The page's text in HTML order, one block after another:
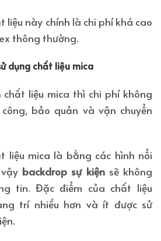
liệu này chính là chi phí khá cao
thông thường.
dụng chất liệu mica
chất liệu mica thì chi phí không
bảo quản và vận chuyển
liệu mica là bằng các hình nổi
backdrop sự kiệnsẽ không
tin. Đặc điểm của chất liệu
trí nhiều hơn và ít được sử